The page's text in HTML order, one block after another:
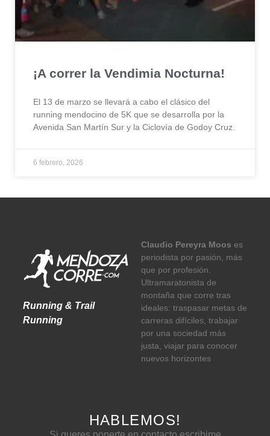
¡A correr la Vendimia Nocturna!
El 13 de marzo se llevará a cabo el clásico del
running mendocino de 5K que se desarrolla por la
Avenida San Martín Sur y la Ciclovía de Godoy Cruz.
6 febrero, 2026
Running & Trail
Running
Claudio Pereyra Moos es
periodista por pasión, más
que por profesión.
Ultramaratonista de
montaña que corre tras
ideales: traspasar metas de
carreras difíciles, trabajar
por una sociedad más
justa, viajar para conocer
nuevos horizontes
HABLEMOS!